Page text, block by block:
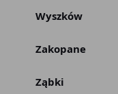
Wyszków
Zakopane
Ząbki